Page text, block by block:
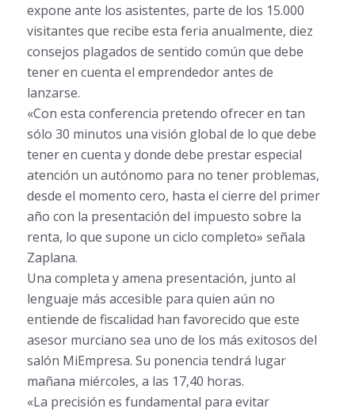
expone ante los asistentes, parte de los 15.000
visitantes que recibe esta feria anualmente, diez
consejos plagados de sentido común que debe
tener en cuenta el emprendedor antes de
lanzarse.
«Con esta conferencia pretendo ofrecer en tan
sólo 30 minutos una visión global de lo que debe
tener en cuenta y donde debe prestar especial
atención un autónomo para no tener problemas,
desde el momento cero, hasta el cierre del primer
año con la presentación del impuesto sobre la
renta, lo que supone un ciclo completo» señala
Zaplana.
Una completa y amena presentación, junto al
lenguaje más accesible para quien aún no
entiende de fiscalidad han favorecido que este
asesor murciano sea uno de los más exitosos del
salón MiEmpresa. Su ponencia tendrá lugar
mañana miércoles, a las 17,40 horas.
«La precisión es fundamental para evitar